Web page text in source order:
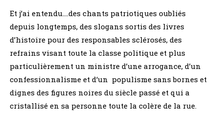
Et j’ai entendu….des chants patriotiques oubliés
depuis longtemps, des slogans sortis des livres
d’histoire pour des responsables sclérosés, des
refrains visant toute la classe politique et plus
particulièrement un ministre d’une arrogance, d’un
confessionnalisme et d‘un populisme sans bornes et
dignes des figures noires du siècle passé et qui a
cristallisé en sa personne toute la colère de la rue.